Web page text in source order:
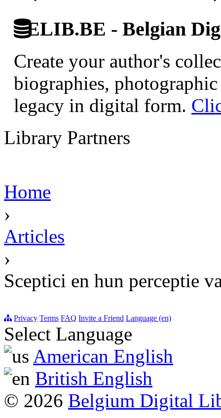
ELIB.BE - Belgian
Create your author's
biographies,
legacy in digital form.
Library Partners
Home
›
Articles
›
Sceptici en hun perceptie
Privacy Terms FAQ Invite a Friend Language (en)
Select Language
American English
British English
© 2026 Belgium Digital